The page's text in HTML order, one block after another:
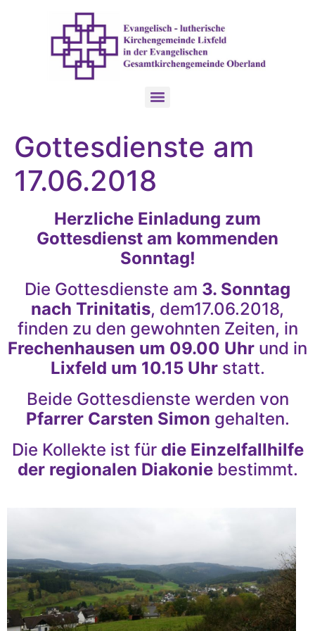
Gottesdienste am
17.06.2018
Herzliche Einladung zum
Gottesdienst am kommenden
Sonntag!
Die Gottesdienste am 3. Sonntag
nach Trinitatis, dem17.06.2018,
finden zu den gewohnten Zeiten, in
Frechenhausen um 09.00 Uhr und in
Lixfeld um 10.15 Uhrstatt.
Beide Gottesdienste werden von
Pfarrer Carsten Simon gehalten.
Die Kollekte ist fürdie Einzelfallhilfe
der regionalen Diakonie bestimmt.